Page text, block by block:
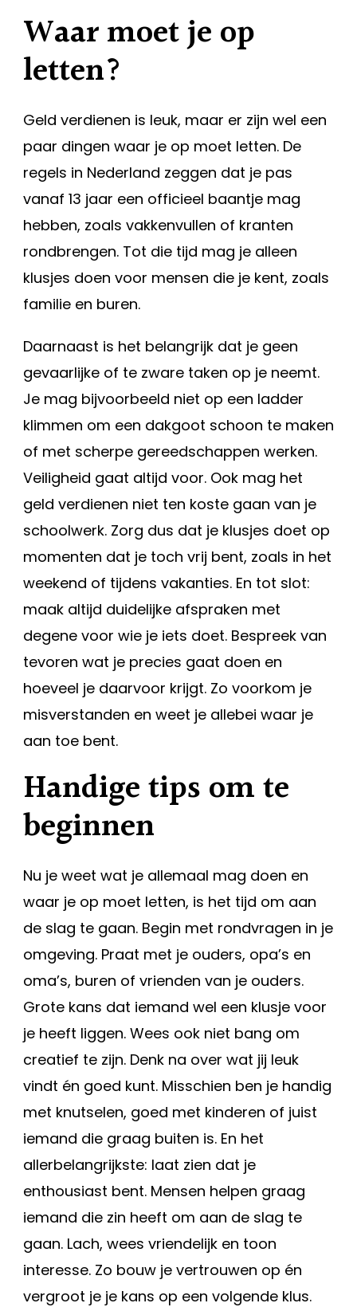
Waar moet je op
letten?
Geld verdienen is leuk, maar er zijn wel een
paar dingen waar je op moet letten. De
regels in Nederland zeggen dat je pas
vanaf 13 jaar een officieel baantje mag
hebben, zoals vakkenvullen of kranten
rondbrengen. Tot die tijd mag je alleen
klusjes doen voor mensen die je kent, zoals
familie en buren.
Daarnaast is het belangrijk dat je geen
gevaarlijke of te zware taken op je neemt.
Je mag bijvoorbeeld niet op een ladder
klimmen om een dakgoot schoon te maken
of met scherpe gereedschappen werken.
Veiligheid gaat altijd voor. Ook mag het
geld verdienen niet ten koste gaan van je
schoolwerk. Zorg dus dat je klusjes doet op
momenten dat je toch vrij bent, zoals in het
weekend of tijdens vakanties. En tot slot:
maak altijd duidelijke afspraken met
degene voor wie je iets doet. Bespreek van
tevoren wat je precies gaat doen en
hoeveel je daarvoor krijgt. Zo voorkom je
misverstanden en weet je allebei waar je
aan toe bent.
Handige tips om te
beginnen
Nu je weet wat je allemaal mag doen en
waar je op moet letten, is het tijd om aan
de slag te gaan. Begin met rondvragen in je
omgeving. Praat met je ouders, opa’s en
oma’s, buren of vrienden van je ouders.
Grote kans dat iemand wel een klusje voor
je heeft liggen. Wees ook niet bang om
creatief te zijn. Denk na over wat jij leuk
vindt én goed kunt. Misschien ben je handig
met knutselen, goed met kinderen of juist
iemand die graag buiten is. En het
allerbelangrijkste: laat zien dat je
enthousiast bent. Mensen helpen graag
iemand die zin heeft om aan de slag te
gaan. Lach, wees vriendelijk en toon
interesse. Zo bouw je vertrouwen op én
vergroot je je kans op een volgende klus.